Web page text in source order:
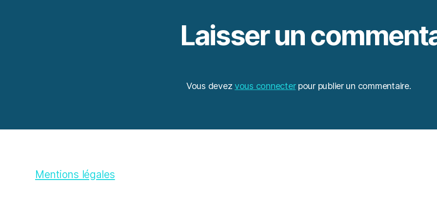
Laisser un
Vous devezvous connecterpour publier un commentaire.
Mentions légales